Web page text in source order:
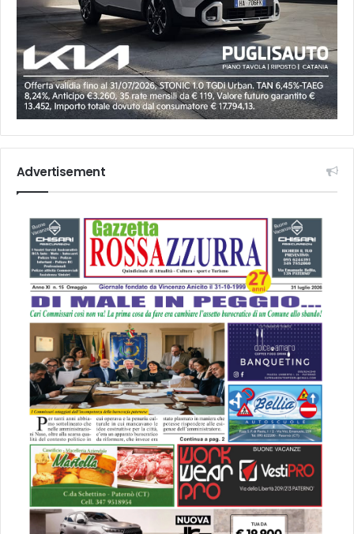
Advertisement